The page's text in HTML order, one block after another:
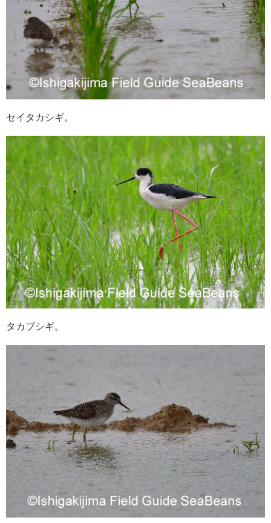
セイタカシギ。
タカブシギ。